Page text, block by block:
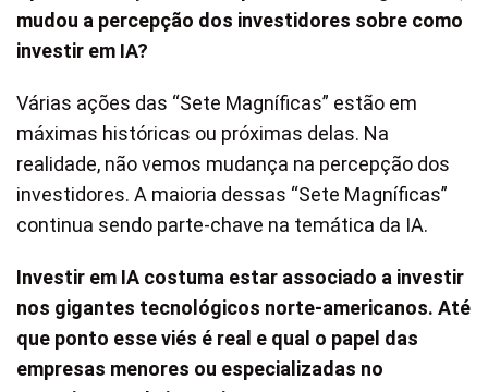
mudou a percepção dos investidores sobre como
investir em IA?
Várias ações das “Sete Magníficas” estão em
máximas históricas ou próximas delas. Na
realidade, não vemos mudança na percepção dos
investidores. A maioria dessas “Sete Magníficas”
continua sendo parte-chave na temática da IA.
Investir em IA costuma estar associado a investir
nos gigantes tecnológicos norte-americanos. Até
que ponto esse viés é real e qual o papel das
empresas menores ou especializadas no